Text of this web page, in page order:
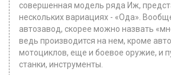
совершенная модель ряда Иж,
нескольких вариациях - «Ода».
автозавод, скорее можно назвать
ведь производится на нем, кроме
мотоциклов, еще и боевое оружие, и
станки, инструменты.